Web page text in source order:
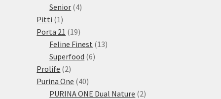
produktů
Senior 44
Pitti 1 1
produkt
Porta 21 1919
produktů
Feline Finest 1313
Superfood 66
Prolife 22
produkty
Purina One 4040
produktů
PURINA ONE Dual Nature 22